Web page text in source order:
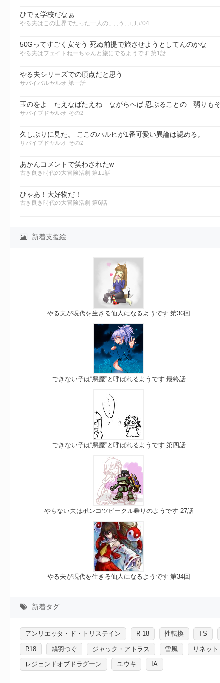
ひでぇ学校だなぁ
やる夫はこの世界でたった一人の,;:.;:,う,.,.i;,l; #04
50Gってすごく安そう 死ぬ前提で旅させようとしてんのかな
やる夫はフェイトねーちゃんと旅にでるようです 第1話
やる夫シリーズでの頂点だと思う
サバイバルヤルオ 第一話
玉のをよ たえなばたえね ながらへば 忍ぶることの 弱りもぞ
サバイブドヤルオ その2
久しぶりに見た。 ここのハルヒが1番可愛い異論は認める。
サバイブドヤルオ その2
あかんコメントで笑わされたw
古き良き時代の大冒険活劇 第11話
ひゃあ！大好物だ！
古き良き時代の大冒険活劇 第6話
新着支援絵
やる夫が現代を生きる仙人になるようです 第36回
できない子は“悪魔”と呼ばれるようです 最終話
できない子は“悪魔”と呼ばれるようです 第四話
やらない夫はポンコツビークル乗りのようです 27話
やる夫が現代を生きる仙人になるようです 第34回
新着タグ
アンリエッタ・ド・トリステイン R-18 性転換 TS
R18 鳩羽つぐ ジャック・アトラス 雪風 リネッ
レジェンドオブドラグーン ユウキ IA